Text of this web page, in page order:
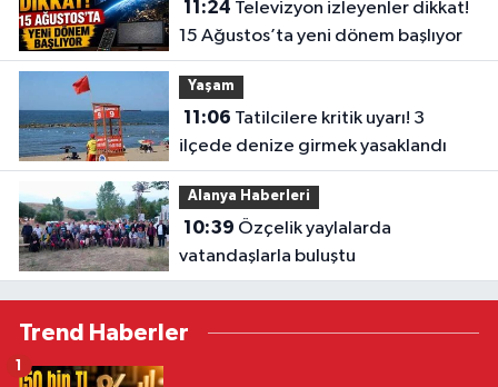
11:24
15 Ağustos’ta yeni dönem başlıyor
Yaşam
11:06
ilçede denize girmek yasaklandı
Alanya Haberleri
10:39
vatandaşlarla buluştu
Trend Haberler
1